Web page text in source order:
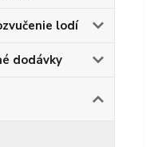
lodí
dodávky